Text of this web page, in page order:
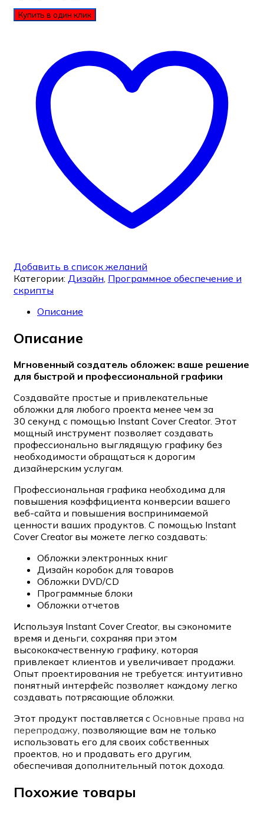
Купить в один клик
Добавить в список желаний
Категории: Дизайн, Программное обеспечение и
скрипты
Описание
Описание
Мгновенный создатель обложек: ваше решение
для быстрой и профессиональной графики
Создавайте простые и привлекательные
обложки для любого проекта менее чем за
30 секунд с помощью Instant Cover Creator. Этот
мощный инструмент позволяет создавать
профессионально выглядящую графику без
необходимости обращаться к дорогим
дизайнерским услугам.
Профессиональная графика необходима для
повышения коэффициента конверсии вашего
веб-сайта и повышения воспринимаемой
ценности ваших продуктов. С помощью Instant
Cover Creator вы можете легко создавать:
Обложки электронных книг
Дизайн коробок для товаров
Обложки DVD/CD
Программные блоки
Обложки отчетов
Используя Instant Cover Creator, вы сэкономите
время и деньги, сохраняя при этом
высококачественную графику, которая
привлекает клиентов и увеличивает продажи.
Опыт проектирования не требуется: интуитивно
понятный интерфейс позволяет каждому легко
создавать потрясающие обложки.
Этот продукт поставляется с Основные права на
перепродажу , позволяющие вам не только
использовать его для своих собственных
проектов, но и продавать его другим,
обеспечивая дополнительный поток дохода.
Похожие товары